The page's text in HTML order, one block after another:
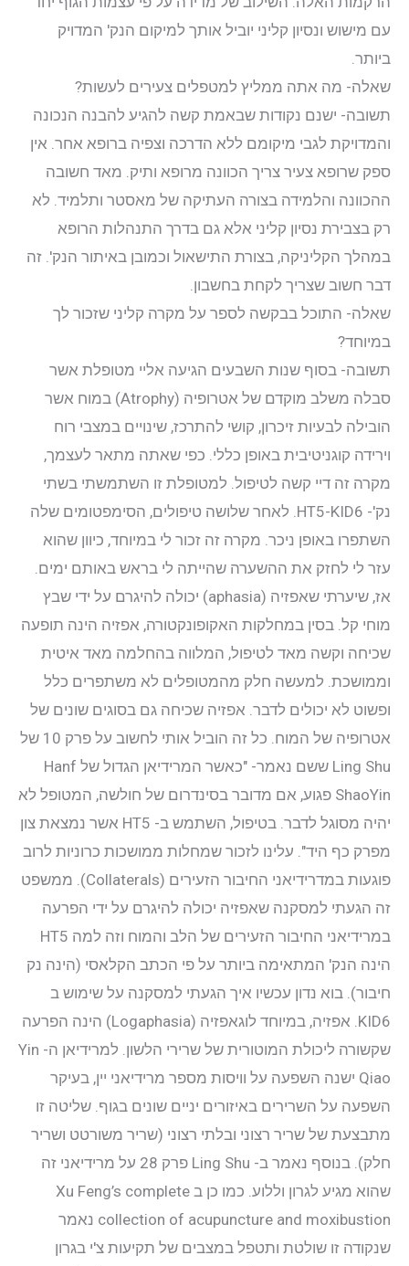
עם מישוש ונסיון קליני יוביל אותך למיקום הנק' המדויק
ביותר.
שאלה- מה אתה ממליץ למטפלים צעירים לעשות?
תשובה- ישנם נקודות שבאמת קשה להגיע להבנה הנכונה
והמדויקת לגבי מיקומם ללא הדרכה וצפיה ברופא אחר. אין
ספק שרופא צעיר צריך הכוונה מרופא ותיק. מאד חשובה
ההכוונה והלמידה בצורה העתיקה של מאסטר ותלמיד. לא
רק בצבירת נסיון קליני אלא גם בדרך התנהלות הרופא
במהלך הקליניקה, בצורת התישאול וכמובן באיתור הנק'. זה
דבר חשוב שצריך לקחת בחשבון.
שאלה- התוכל בבקשה לספר על מקרה קליני שזכור לך
במיוחד?
תשובה- בסוף שנות השבעים הגיעה אליי מטופלת אשר
סבלה משלב מוקדם של אטרופיה (Atrophy) במוח אשר
הובילה לבעיות זיכרון, קושי להתרכז, שינויים במצבי רוח
וירידה קוגניטיבית באופן כללי. כפי שאתה מתאר לעצמך,
מקרה זה דיי קשה לטיפול. למטופלת זו השתמשתי בשתי
נק'- HT5-KID6. לאחר שלושה טיפולים, הסימפטומים שלה
השתפרו באופן ניכר. מקרה זה זכור לי במיוחד, כיוון שהוא
עזר לי לחזק את ההשערה שהייתה לי בראש באותם ימים.
אז, שיערתי שאפזיה (aphasia) יכולה להיגרם על ידי שבץ
מוחי קל. בסין במחלקות האקופונקטורה, אפזיה הינה תופעה
שכיחה וקשה מאד לטיפול, המלווה בהחלמה מאד איטית
וממושכת. למעשה חלק מהמטופלים לא משתפרים כלל
ופשוט לא יכולים לדבר. אפזיה שכיחה גם בסוגים שונים של
אטרופיה של המוח. כל זה הוביל אותי לחשוב על פרק 10 של
Ling Shu ששם נאמר- "כאשר המרידיאן הגדול של Hanf
ShaoYin פגוע, אם מדובר בסינדרום של חולשה, המטופל לא
יהיה מסוגל לדבר. בטיפול, השתמש ב- HT5 אשר נמצאת צון
מפרק כף היד". עלינו לזכור שמחלות ממושכות כרוניות לרוב
פוגעות במדרידיאני החיבור הזעירים (Collaterals). ממשפט
זה הגעתי למסקנה שאפזיה יכולה להיגרם על ידי הפרעה
במרידיאני החיבור הזעירים של הלב והמוח וזה למה HT5
הינה הנק' המתאימה ביותר על פי הכתב הקלאסי (הינה נק
חיבור). בוא נדון עכשיו איך הגעתי למסקנה על שימוש ב
KID6. אפזיה, במיוחד לוגאפזיה (Logaphasia) הינה הפרעה
שקשורה ליכולת המוטורית של שרירי הלשון. למרידיאן ה- Yin
Qiao ישנה השפעה על וויסות מספר מרידיאני יין, בעיקר
השפעה על השרירים באיזורים יניים שונים בגוף. שליטה זו
מתבצעת של שריר רצוני ובלתי רצוני (שריר משורטט ושריר
חלק). בנוסף נאמר ב- Ling Shu פרק 28 על מרידיאני זה
שהוא מגיע לגרון וללוע. כמו כן ב Xu Feng’s complete
collection of acupuncture and moxibustion נאמר
שנקודה זו שולטת ותטפל במצבים של תקיעות צ'י בגרון